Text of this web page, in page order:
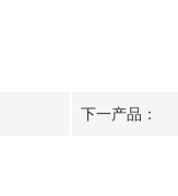
下一产品：